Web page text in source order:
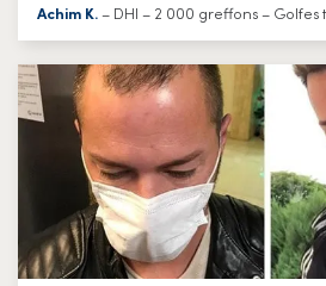
Achim K.– DHI – 2 000 greffons –